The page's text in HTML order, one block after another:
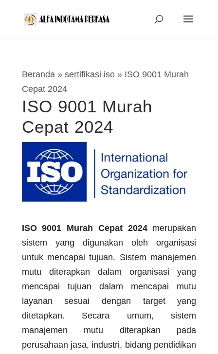
Beranda» sertifikasi iso» ISO 9001 Murah
Cepat 2024
ISO 9001 Murah
Cepat 2024
ISO 9001 Murah Cepat 2024merupakan
sistem yang digunakan oleh organisasi
untuk mencapai tujuan. Sistem manajemen
mutu diterapkan dalam organisasi yang
mencapai tujuan dalam mencapai mutu
layanan sesuai dengan target yang
ditetapkan. Secara umum, sistem
manajemen mutu diterapkan pada
perusahaan jasa, industri, bidang pendidikan